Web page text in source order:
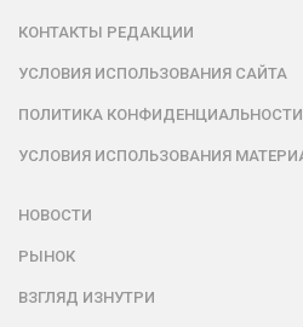
КОНТАКТЫ РЕДАКЦИИ
УСЛОВИЯ ИСПОЛЬЗОВАНИЯ САЙТА
ПОЛИТИКА КОНФИДЕНЦИАЛЬНОСТИ
УСЛОВИЯ ИСПОЛЬЗОВАНИЯ
НОВОСТИ
РЫНОК
ВЗГЛЯД ИЗНУТРИ